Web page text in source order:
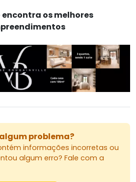
os melhores
problema?
informações incorretas ou
algum erro? Fale com a